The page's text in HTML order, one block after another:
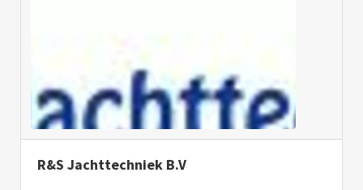
R&S Jachttechniek B.V